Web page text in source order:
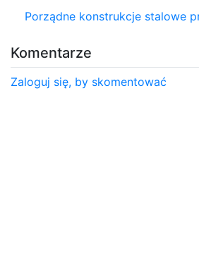
Porządne konstrukcje stalowe
Komentarze
Zaloguj się, by skomentować